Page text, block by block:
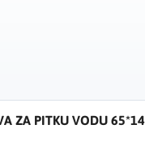
ZA PITKU VODU